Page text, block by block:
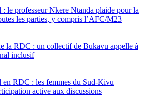
le professeur Nkere Ntanda plaide pour la
les parties, y compris l’AFC/M23
la RDC : un collectif de Bukavu appelle à
inclusif
en RDC : les femmes du Sud-Kivu
active aux discussions